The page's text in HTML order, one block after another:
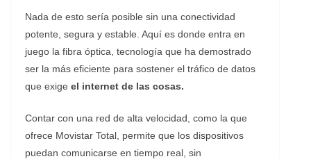
Nada de esto sería posible sin una conectividad
potente, segura y estable. Aquí es donde entra en
juego la fibra óptica, tecnología que ha demostrado
ser la más eficiente para sostener el tráfico de datos
que exige el internet de las cosas.
Contar con una red de alta velocidad, como la que
ofrece Movistar Total, permite que los dispositivos
puedan comunicarse en tiempo real, sin